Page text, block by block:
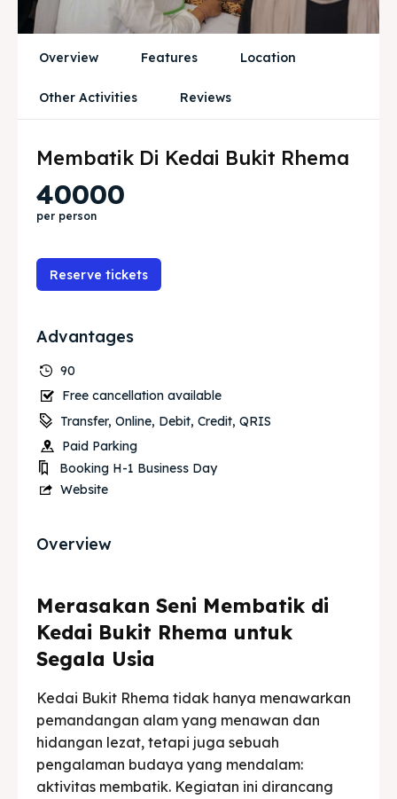
Tempat Makan Rombongan
Ruang Meeting
Playground Anak
Nasi Box
Tempat Makan Rombongan
Ruang Meeting
Playground Anak
Nasi Box
Bahasa / Language
English
Indonesia
Overview Features Location
Other Activities Reviews
Membatik Di Kedai Bukit Rhema
40000
per person
Reserve tickets
Advantages
90
Free cancellation available
Transfer, Online, Debit, Credit, QRIS
Paid Parking
Booking H-1 Business Day
Website
Overview
Merasakan Seni Membatik di
Kedai Bukit Rhema untuk
Segala Usia
Kedai Bukit Rhema tidak hanya menawarkan
pemandangan alam yang menawan dan
hidangan lezat, tetapi juga sebuah
pengalaman budaya yang mendalam:
aktivitas membatik. Kegiatan ini dirancang